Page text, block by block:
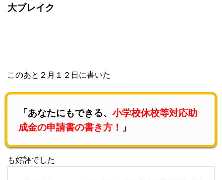
大ブレイク
このあと２月１２日に書いた
「あなたにもできる、 小学校休校等対応助
成金の申請書の書き方！ 」
も好評でした